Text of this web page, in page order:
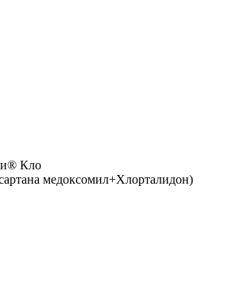
Кло
медоксомил+Хлорталидон)